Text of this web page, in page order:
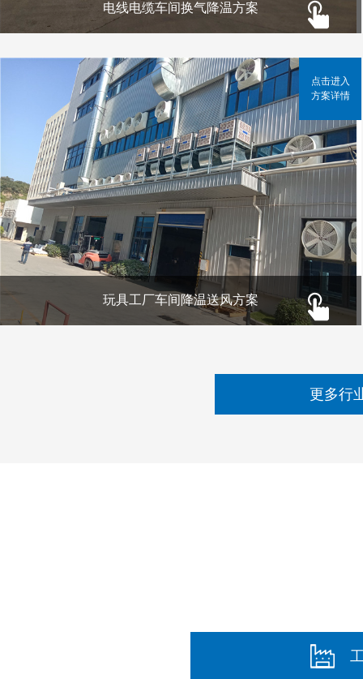
电线电缆车间换气降温方案
玩具工厂车间降温送风方案
点击进入
方案详情
更多行